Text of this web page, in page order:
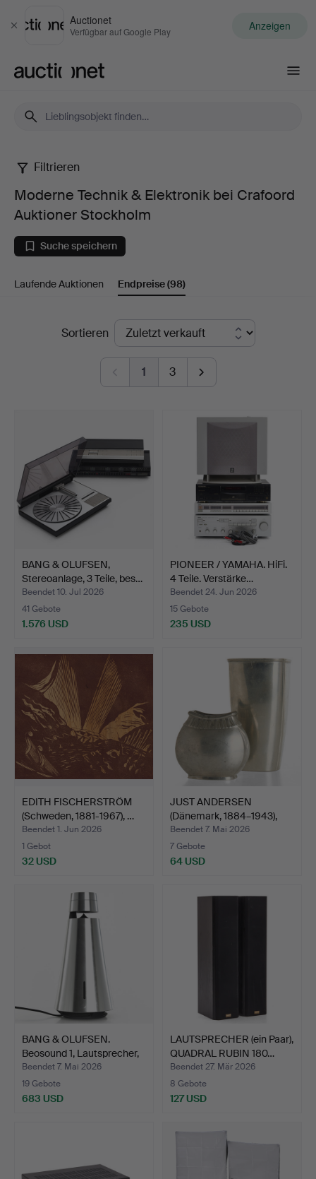
Schließen
Auctionet
Verfügbar auf Google Play Anzeigen
Moderne
Technik
&
Elektronik
Crafoord
Auktioner
Filtrieren
Moderne Technik & Elektronik bei Crafoord
Auktioner Stockholm
Suche speichern
Laufende Auktionen Endpreise(98)
EndpreiseSortieren
1 3
BANG & OLUFSEN,
Stereoanlage, 3 Teile, bes…
Beendet 10. Jul 2026
41 Gebote
1.576 USD
PIONEER / YAMAHA. HiFi.
4 Teile. Verstärke…
Beendet 24. Jun 2026
15 Gebote
235 USD
EDITH FISCHERSTRÖM
(Schweden, 1881-1967), …
Beendet 1. Jun 2026
1 Gebot
32 USD
JUST ANDERSEN
(Dänemark, 1884–1943),
Vasen…
Beendet 7. Mai 2026
7 Gebote
64 USD
BANG & OLUFSEN.
Beosound 1, Lautsprecher,
…
Beendet 7. Mai 2026
19 Gebote
683 USD
LAUTSPRECHER (ein Paar),
QUADRAL RUBIN 180…
Beendet 27. Mär 2026
8 Gebote
127 USD